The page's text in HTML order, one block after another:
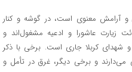
آرامش معنوی است، در گوشه و کنار
زیارت عاشورا و ادعیه مشغول‌اند و
کربلا جاری است. برخی با ذکر
می‌دارند و برخی دیگر، غرق در تأمل و